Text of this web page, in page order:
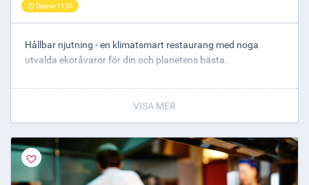
Öppnar 11:30
Hållbar njutning - en klimatsmart restaurang med noga
utvalda ekoråvaror för din och planetens bästa.
VISA MER